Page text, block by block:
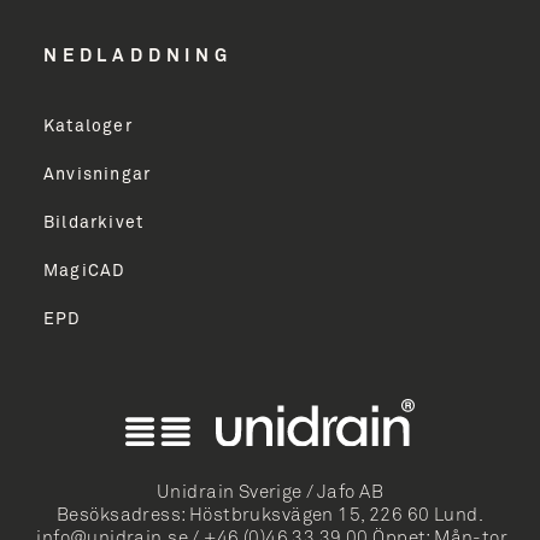
Email Address
NEDLADDNING
Kataloger
Anvisningar
Bildarkivet
MagiCAD
EPD
Unidrain Sverige / Jafo AB
Besöksadress: Höstbruksvägen 15, 226 60 Lund.